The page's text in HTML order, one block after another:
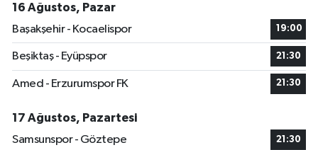
16 Ağustos, Pazar
Başakşehir - Kocaelispor
19:00
Beşiktaş - Eyüpspor 21:30
Amed - Erzurumspor FK 21:30
17 Ağustos, Pazartesi
Samsunspor - Göztepe
21:30